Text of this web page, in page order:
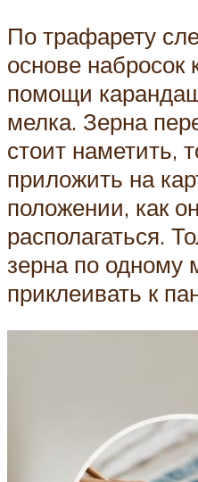
По трафарету
основе набросок
помощи
мелка. Зерна
стоит наметить,
приложить на
положении, как
располагаться.
зерна по одному
приклеивать к